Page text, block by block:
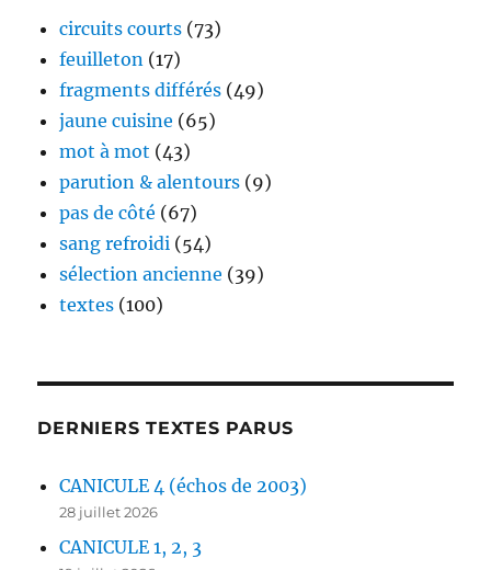
circuits courts (73)
feuilleton (17)
fragments différés (49)
jaune cuisine (65)
mot à mot (43)
parution & alentours (9)
pas de côté (67)
sang refroidi (54)
sélection ancienne (39)
textes (100)
DERNIERS TEXTES PARUS
CANICULE 4 (échos de 2003)
28 juillet 2026
CANICULE 1, 2, 3